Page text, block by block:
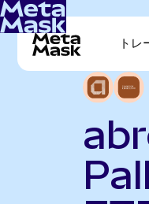
トレ